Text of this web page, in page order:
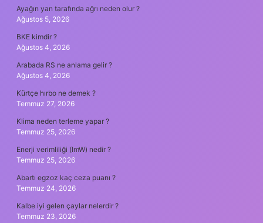
Ayağın yan tarafında ağrı neden olur ?
Ağustos 5, 2026
BKE kimdir ?
Ağustos 4, 2026
Arabada RS ne anlama gelir ?
Ağustos 4, 2026
Kürtçe hırbo ne demek ?
Temmuz 27, 2026
Klima neden terleme yapar ?
Temmuz 25, 2026
Enerji verimliliği (lmW) nedir ?
Temmuz 25, 2026
Abartı egzoz kaç ceza puanı ?
Temmuz 24, 2026
Kalbe iyi gelen çaylar nelerdir ?
Temmuz 23, 2026